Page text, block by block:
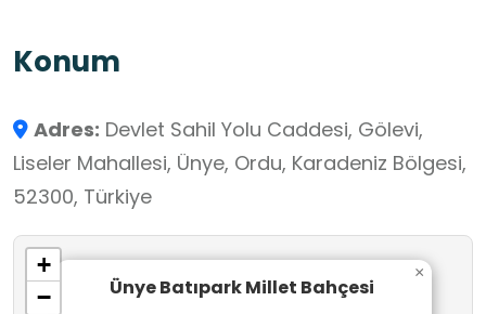
Konum
Adres: Devlet Sahil Yolu Caddesi, Gölevi,
Liseler Mahallesi, Ünye, Ordu, Karadeniz Bölgesi,
52300, Türkiye
Ünye Batıpark Millet Bahçesi
×
+
−